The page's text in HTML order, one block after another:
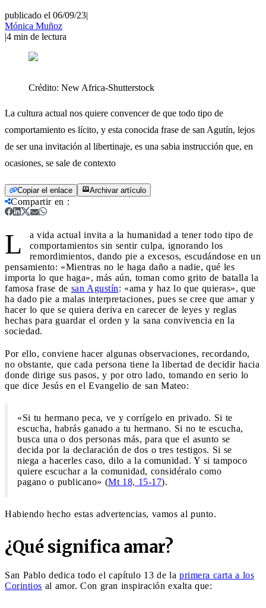
publicado el 06/09/23|
Mónica Muñoz
|4 min de lectura
Crédito: New Africa-Shutterstock
La cultura actual nos quiere convencer de que todo tipo de
comportamiento es lícito, y esta conocida frase de san Agutín, lejos
de ser una invitación al libertinaje, es una sabia instrucción que, en
ocasiones, se sale de contexto
Copiar el enlace Archivar artículo
Compartir en :
L
a vida actual invita a la humanidad a tener todo tipo de
comportamientos sin sentir culpa, ignorando los
remordimientos, dando pie a excesos, escudándose en un
pensamiento: «Mientras no le haga daño a nadie, qué les
importa lo que haga», más aún, toman como grito de batalla la
famosa frase de san Agustín: «ama y haz lo que quieras», que
ha dado pie a malas interpretaciones, pues se cree que amar y
hacer lo que se quiera deriva en carecer de leyes y reglas
hechas para guardar el orden y la sana convivencia en la
sociedad.
Por ello, conviene hacer algunas observaciones, recordando,
no obstante, que cada persona tiene la libertad de decidir hacia
donde dirige sus pasos, y por otro lado, tomando en serio lo
que dice Jesús en el Evangelio de san Mateo:
«Si tu hermano peca, ve y corrígelo en privado. Si te
escucha, habrás ganado a tu hermano. Si no te escucha,
busca una o dos personas más, para que el asunto se
decida por la declaración de dos o tres testigos. Si se
niega a hacerles caso, dilo a la comunidad. Y si tampoco
quiere escuchar a la comunidad, considéralo como
pagano o publicano» (Mt 18, 15-17).
Habiendo hecho estas advertencias, vamos al punto.
¿Qué significa amar?
San Pablo dedica todo el capítulo 13 de la primera carta a los
Corintios al amor. Con gran inspiración exalta que: